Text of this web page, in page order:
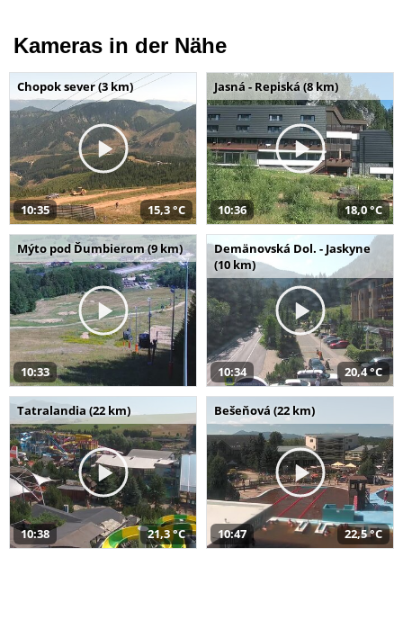
Kameras in der Nähe
Chopok sever (3 km)
10:35 15,3 °C
Jasná - Repiská (8 km)
10:36 18,0 °C
Mýto pod Ďumbierom (9 km)
10:33
Demänovská Dol. - Jaskyne
(10 km)
10:34 20,4 °C
Tatralandia (22 km)
10:38 21,3 °C
Bešeňová (22 km)
10:47 22,5 °C